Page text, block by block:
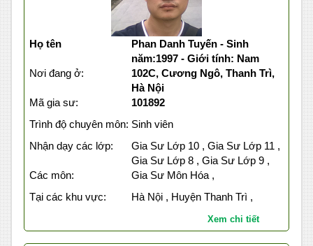
Họ tên
Phan Danh Tuyến - Sinh
năm:1997 - Giới tính: Nam
Nơi đang ở:
102C, Cương Ngô, Thanh Trì,
Hà Nội
Mã gia sư:
101892
Trình độ chuyên môn: Sinh viên
Nhận dạy các lớp:
Gia Sư Lớp 10 , Gia Sư Lớp 11 ,
Gia Sư Lớp 8 , Gia Sư Lớp 9 ,
Các môn:
Gia Sư Môn Hóa ,
Tại các khu vực:
Hà Nội , Huyện Thanh Trì ,
Xem chi tiết